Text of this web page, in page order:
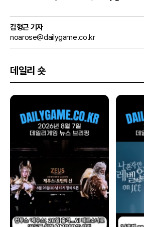
김형근 기자
noarose@dailygame.co.kr
데일리 숏